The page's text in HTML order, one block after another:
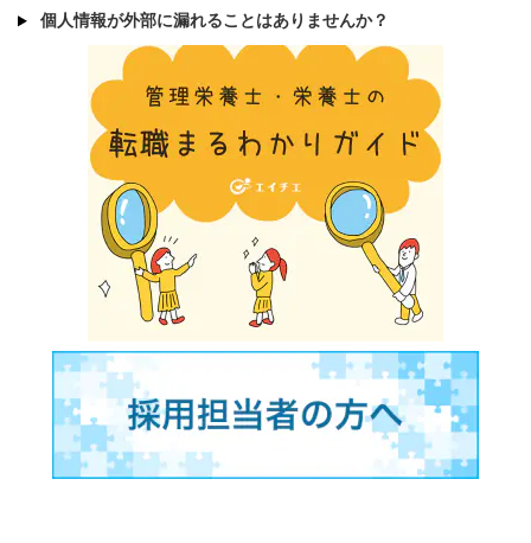
個人情報が外部に漏れることはありませんか？